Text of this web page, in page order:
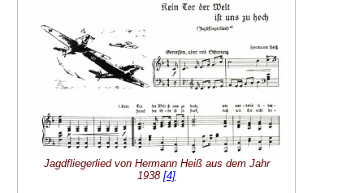
Jagdfliegerlied von Hermann Heiß aus dem Jahr
1938[4]